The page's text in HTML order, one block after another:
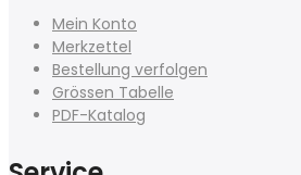
Mein Konto
Merkzettel
Bestellung verfolgen
Grössen Tabelle
PDF-Katalog